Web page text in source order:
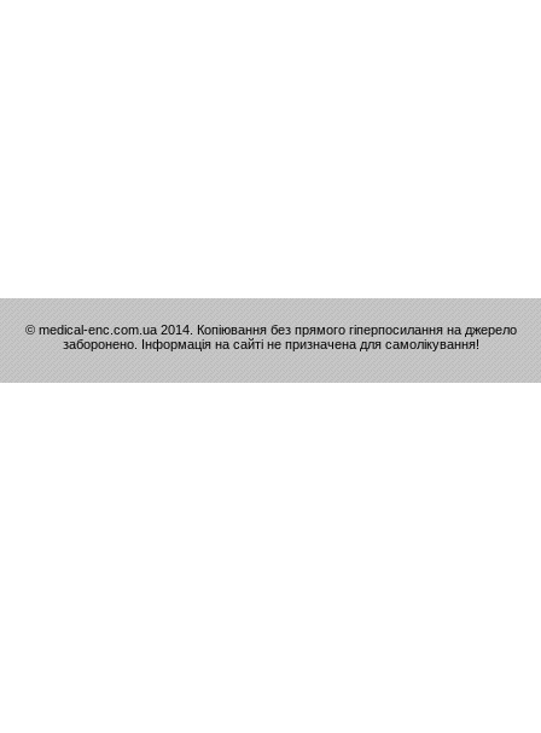
© medical-enc.com.ua 2014. Копіювання без прямого гіперпосилання на джерело
заборонено. Інформація на сайті не призначена для самолікування!